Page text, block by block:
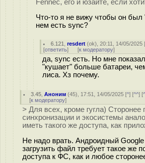
Fennec, его и юзайте, если
Что-то я не вижу чтобы он
нем есть sync?
6.121 ,resdert (ok), 20:11, 14/05/2025
[ответить] [к модератору]
да, sync есть. Но мне
"кушает" больше батареи,
лиса. Хз почему.
3.45 ,Аноним (45), 17:51, 14/05/2025 [^] [^^] [
[к модератору]
> Для всех, кроме гугла) Сторонее
синхронизации и экосистемы
иметь такого же доступа, как
Не надо врать. Андроидный
загрузить файл требует такое же
доступа к ФС, как и любое